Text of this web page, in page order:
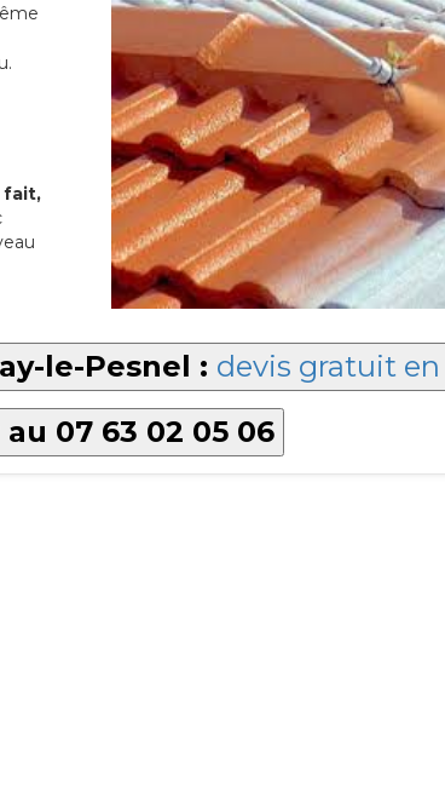
fait,
le-Pesnel : devis gratuit
07 63 02 05 06